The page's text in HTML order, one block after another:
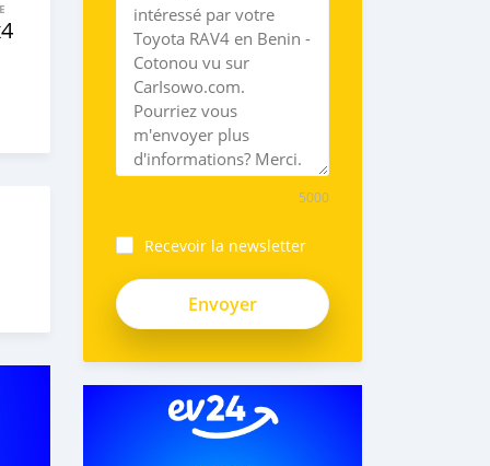
5000
Recevoir la newsletter